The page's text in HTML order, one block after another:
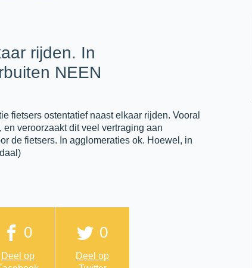
rijden. In
NEEN
fietsers ostentatief naast elkaar rijden. Vooral
veroorzaakt dit veel vertraging aan
de fietsers. In agglomeraties ok. Hoewel, in
0
Deel op
0
Deel op